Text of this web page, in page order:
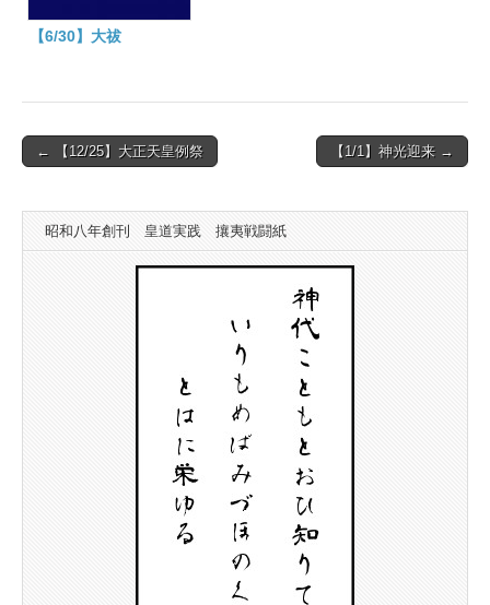
【6/30】大祓
Post← 【12/25】大正天皇例祭 【1/1】神光迎来 →
昭和八年創刊 皇道実践 攘夷戦闘紙